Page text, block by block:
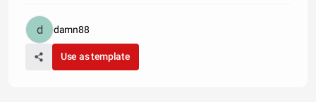
damn88
Use as template